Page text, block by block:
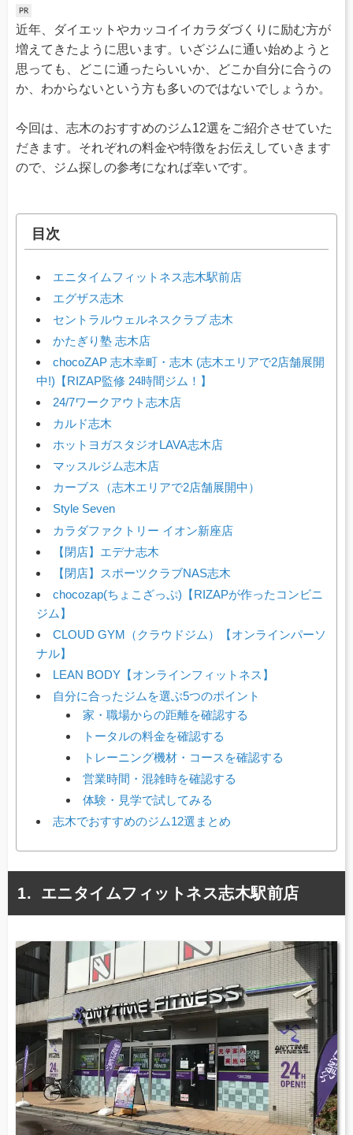
近年、ダイエットやカッコイイカラダづくりに励む方が
増えてきたように思います。いざジムに通い始めようと
思っても、どこに通ったらいいか、どこか自分に合うの
か、わからないという方も多いのではないでしょうか。
今回は、志木のおすすめのジム12選をご紹介させていた
だきます。それぞれの料金や特徴をお伝えしていきます
ので、ジム探しの参考になれば幸いです。
目次
エニタイムフィットネス志木駅前店
エグザス志木
セントラルウェルネスクラブ 志木
かたぎり塾 志木店
chocoZAP 志木幸町・志木 (志木エリアで2店舗展開
中!)【RIZAP監修 24時間ジム！】
24/7ワークアウト志木店
カルド志木
ホットヨガスタジオLAVA志木店
マッスルジム志木店
カーブス（志木エリアで2店舗展開中）
Style Seven
カラダファクトリー イオン新座店
【閉店】エデナ志木
【閉店】スポーツクラブNAS志木
chocozap(ちょこざっぷ)【RIZAPが作ったコンビニ
ジム】
CLOUD GYM（クラウドジム）【オンラインパーソ
ナル】
LEAN BODY【オンラインフィットネス】
自分に合ったジムを選ぶ5つのポイント
家・職場からの距離を確認する
トータルの料金を確認する
トレーニング機材・コースを確認する
営業時間・混雑時を確認する
体験・見学で試してみる
志木でおすすめのジム12選まとめ
エニタイムフィットネス志木駅前店